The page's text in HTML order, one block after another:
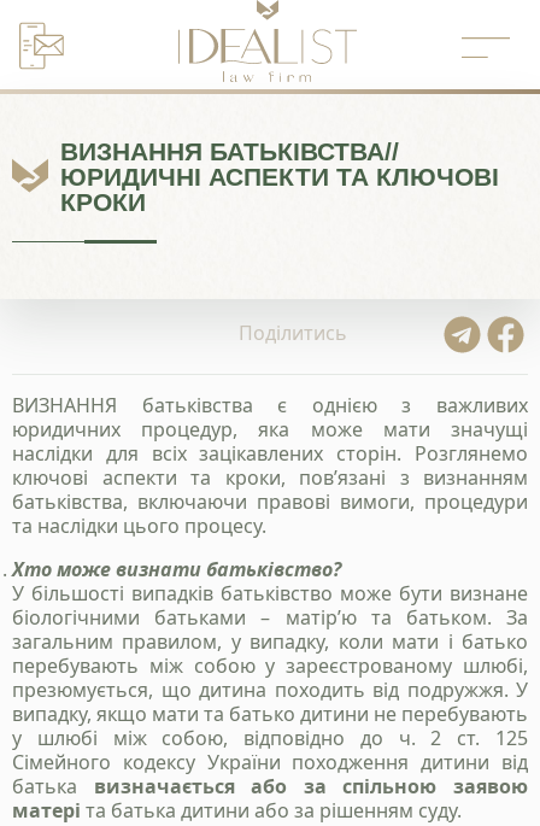
Перейти
до
ВИЗНАННЯ БАТЬКІВСТВА//
ЮРИДИЧНІ АСПЕКТИ ТА КЛЮЧОВІ
КРОКИ
Поділитись
ВИЗНАННЯ батьківства є однією з важливих
юридичних процедур, яка може мати значущі
наслідки для всіх зацікавлених сторін. Розглянемо
ключові аспекти та кроки, пов’язані з визнанням
батьківства, включаючи правові вимоги, процедури
та наслідки цього процесу.
Хто може визнати батьківство?
У більшості випадків батьківство може бути визнане
біологічними батьками – матір’ю та батьком. За
загальним правилом, у випадку, коли мати і батько
перебувають між собою у зареєстрованому шлюбі,
презюмується, що дитина походить від подружжя. У
випадку, якщо мати та батько дитини не перебувають
у шлюбі між собою, відповідно до ч. 2 ст. 125
Сімейного кодексу України походження дитини від
батька визначається або за спільною заявою
матері та батька дитини або за рішенням суду.